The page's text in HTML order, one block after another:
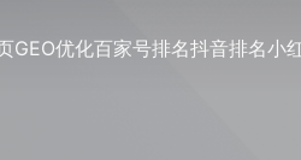
GEO优化百家号排名抖音排名小